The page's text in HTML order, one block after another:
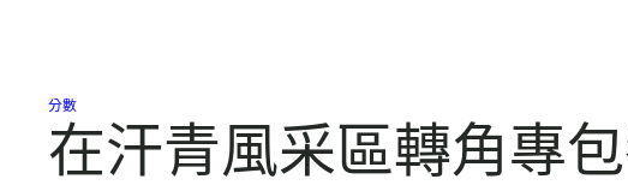
分數
在汗青風采區轉角專